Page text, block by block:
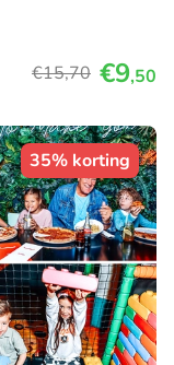
€15,70 €9,50
35% korting